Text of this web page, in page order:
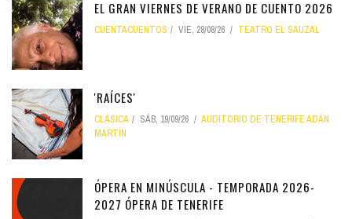
EL GRAN VIERNES DE VERANO DE CUENTO 2026
CUENTACUENTOS VIE, 28/08/26 TEATRO EL SAUZAL
'RAÍCES'
CLÁSICA SÁB, 19/09/26
AUDITORIO DE TENERIFE ADÁN
MARTÍN
ÓPERA EN MINÚSCULA - TEMPORADA 2026-
2027 ÓPERA DE TENERIFE